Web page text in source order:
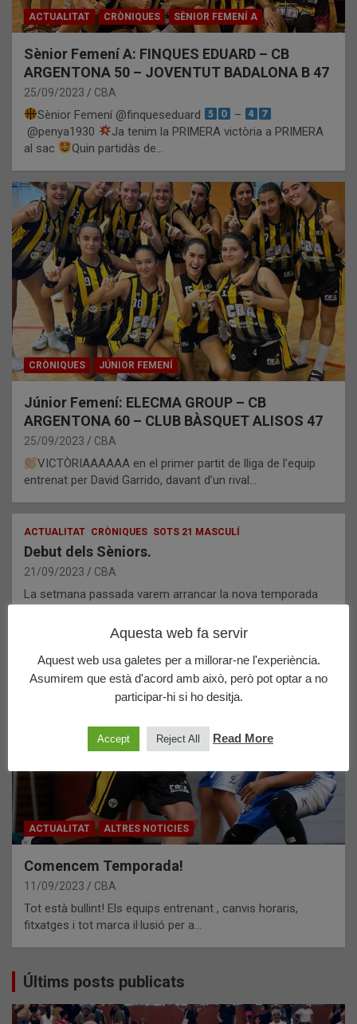
ACTUALITAT CRÒNIQUES SÈNIOR FEMENÍ A
Sènior Femení A: FINQUES EDUARD – CB
ARGENTONA 50 – JOVENTUT BADALONA B 47
25/09/2023 CBA
Sènior Femení @finqueseduard
–
@penya1930
Ja tenim la PRIMERA victòria a PRIMERA
al sac
Quin partidàs de…
CRÒNIQUES JÚNIOR FEMENÍ
Júnior Femení: ELECMA GROUP – CB
ARGENTONA 60 – CLUB BÀSQUET ALISOS 47
25/09/2023 CBA
VICTÒRIAAAAAA en el primer partit de lliga de l’equip
entrenat per David Garrido, davant d’un rival…
ACTUALITAT CRÒNIQUES SOTS 21 MASCULÍ
Debut dels Sèniors.
21/09/2023 CBA
La setmana passada varem arrancar la nova temporada
ACTUALITAT ALTRES NOTICIES
Comencem Temporada!
11/09/2023 CBA
Tot està bullint! Els equips entrenant , canvis horaris,
fitxatges i tot marca il·lusió per a…
Últims posts publicats
Aquesta web fa servir
Aquest web usa galetes per a millorar-ne l'experiència.
Asumirem que està d'acord amb això, però pot optar a no
participar-hi si ho desitja.
Accept Reject All Read More